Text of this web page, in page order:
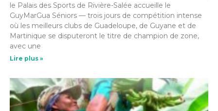
le Palais des Sports de Rivière-Salée accueille le
GuyMarGua Séniors — trois jours de compétition intense
où les meilleurs clubs de Guadeloupe, de Guyane et de
Martinique se disputeront le titre de champion de zone,
avec une
Lire plus »